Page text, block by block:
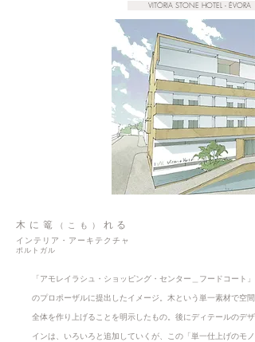
VITÓRIA STONE HOTEL - ÉVORA
木に篭 （こも） れる
インテリア・アーキテクチャ
ポルトガル
「アモレイラシュ・ショッピング・センター＿フードコート」
のプロポーザルに提出したイメージ。木という単一素材で空間
全体を作り上げることを明示したもの。後にディテールのデザ
インは、いろいろと追加していくが、この「単一仕上げのモノ